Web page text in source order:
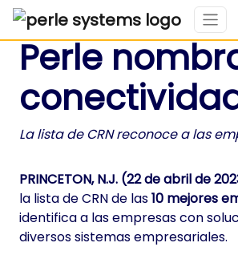
Perle
La lista de CRN reconoce a las
PRINCETON, N.J. (22 de abril de
la lista de CRN de las10 mejores
identifica a las empresas con
diversos sistemas empresariales.